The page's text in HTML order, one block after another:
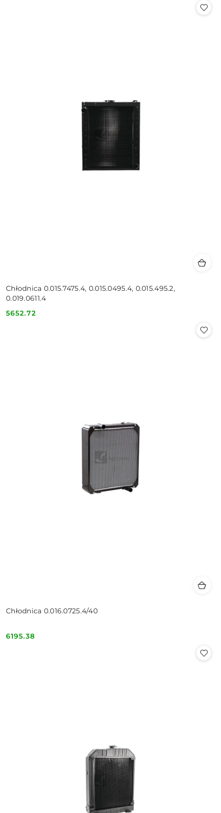
Chłodnica 0.015.7475.4, 0.015.0495.4, 0.015.495.2,
0.019.0611.4
Cena:
5652.72
Chłodnica 0.016.0725.4/40
Cena:
6195.38